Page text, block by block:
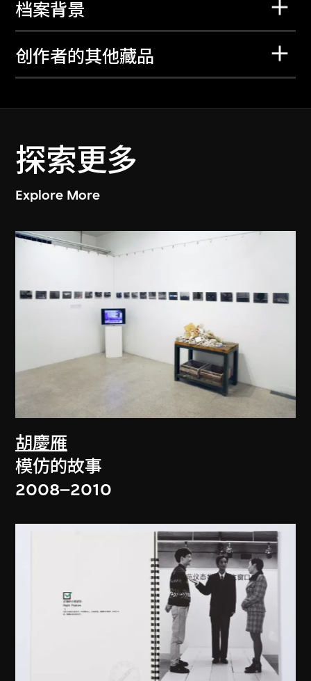
档案背景
创作者的其他藏品
探索更多
Explore More
胡慶雁
模仿的故事
2008–2010